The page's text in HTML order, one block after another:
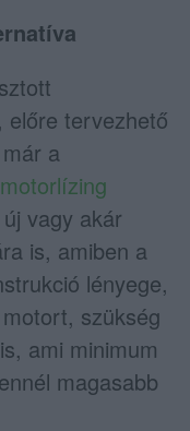
előre tervezhető
a
motorlízing
vagy akár
is, amiben a
lényege,
szükség
ami minimum
magasabb